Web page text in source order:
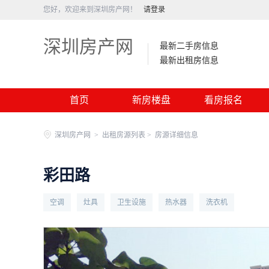
您好，欢迎来到深圳房产网！ 请登录
深圳房产网
最新二手房信息
最新出租房信息
首页 新房楼盘 看房报名
深圳房产网 > 出租房源列表 > 房源详细信息
彩田路
空调 灶具 卫生设施 热水器 洗衣机